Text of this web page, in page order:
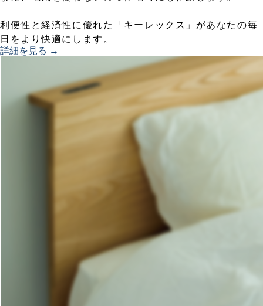
利便性と経済性に優れた「キーレックス」があなたの毎
日をより快適にします。
詳細を見る →